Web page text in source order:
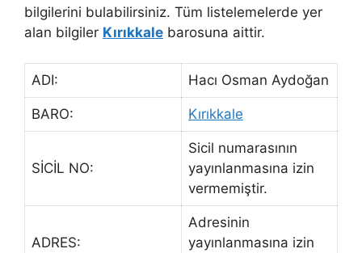
bilgilerini bulabilirsiniz. Tüm listelemelerde yer
alan bilgiler Kırıkkale barosuna aittir.
ADI: Hacı Osman Aydoğan
BARO: Kırıkkale
SİCİL NO:
Sicil numarasının
yayınlanmasına izin
vermemiştir.
ADRES:
Adresinin
yayınlanmasına izin